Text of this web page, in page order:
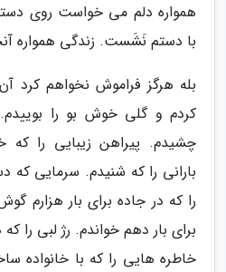
همواره دلم می خواست روی
با دستم نَشَست. زندگی همواره
بله هرگز فراموش نخواهم کرد
کردم و گلی خوش بو را
چشیدم. پیراهن زیبایی را
بارانی را که شنیدم. سرمایی
را که در جاده برای بار هزارم
برای بار دهم خواندم. رژ لبی را
خاطره هایی را که با خانواده